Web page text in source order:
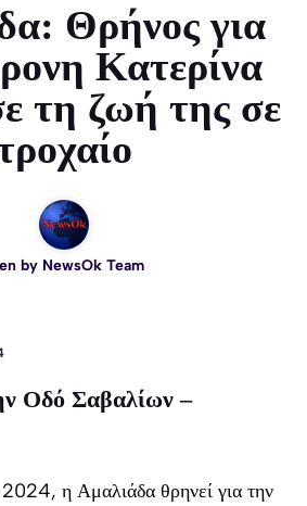
Θρήνος για
Κατερίνα
τη ζωή της σε
by NewsOk Team
Οδό Σαβαλίων –
η Αμαλιάδα θρηνεί για την